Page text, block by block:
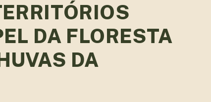
DA FLORESTA
DA